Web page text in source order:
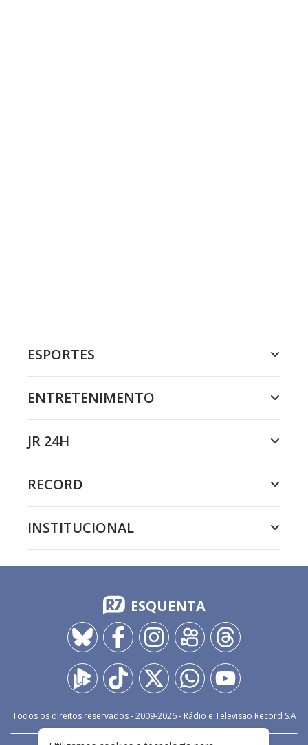
ESPORTES
ENTRETENIMENTO
JR 24H
RECORD
INSTITUCIONAL
ESQUENTA
Todos os direitos reservados - 2009-2026- Rádio e Televisão Record S.A